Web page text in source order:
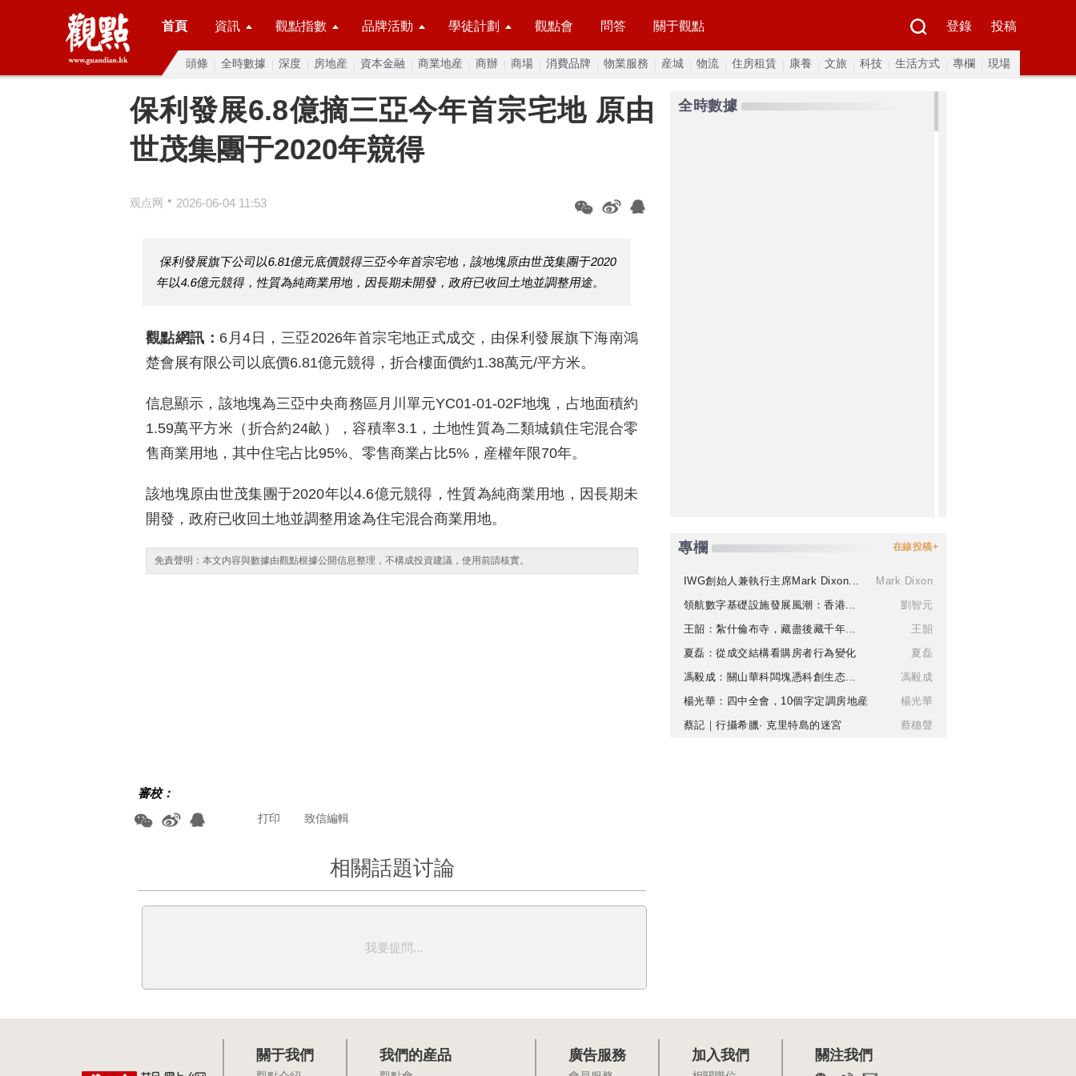
首頁 資訊 觀點指數 品牌活動 學徒計劃 觀點會 問答 關于觀點 登錄 投稿
頭條 全時數據 深度 房地産 資本金融 商業地産 商辦 商場 消費品牌 物業服務 産城 物流 住房租賃 康養 文旅 科技 生活方式 專欄 現場
保利發展6.8億摘三亞今年首宗宅地 原由
世茂集團于2020年競得
观点网 • 2026-06-04 11:53
保利發展旗下公司以6.81億元底價競得三亞今年首宗宅地，該地塊原由世茂集團于2020
年以4.6億元競得，性質為純商業用地，因長期未開發，政府已收回土地並調整用途。
觀點網訊： 6月4日，三亞2026年首宗宅地正式成交，由保利發展旗下海南鴻
楚會展有限公司以底價6.81億元競得，折合樓面價約1.38萬元/平方米。
信息顯示，該地塊為三亞中央商務區月川單元YC01-01-02F地塊，占地面積約
1.59萬平方米（折合約24畝），容積率3.1，土地性質為二類城鎮住宅混合零
售商業用地，其中住宅占比95%、零售商業占比5%，産權年限70年。
該地塊原由世茂集團于2020年以4.6億元競得，性質為純商業用地，因長期未
開發，政府已收回土地並調整用途為住宅混合商業用地。
免責聲明：本文内容與數據由觀點根據公開信息整理，不構成投資建議，使用前請核實。
審校：
致信編輯
打印
相關話題讨論
我要提問...
全時數據
專欄 在線投稿+
IWG創始人兼執行主席Mark Dixon...
Mark Dixon
領航數字基礎設施發展風潮：香港...
劉智元
王韶：紮什倫布寺，藏盡後藏千年...
王韶
夏磊：從成交結構看購房者行為變化
夏磊
馮毅成：關山華科闆塊憑科創生态...
馮毅成
楊光華：四中全會，10個字定調房地産
楊光華
蔡記｜行攝希臘· 克里特島的迷宮
蔡穗聲
關于我們 我們的産品 廣告服務 加入我們 關注我們